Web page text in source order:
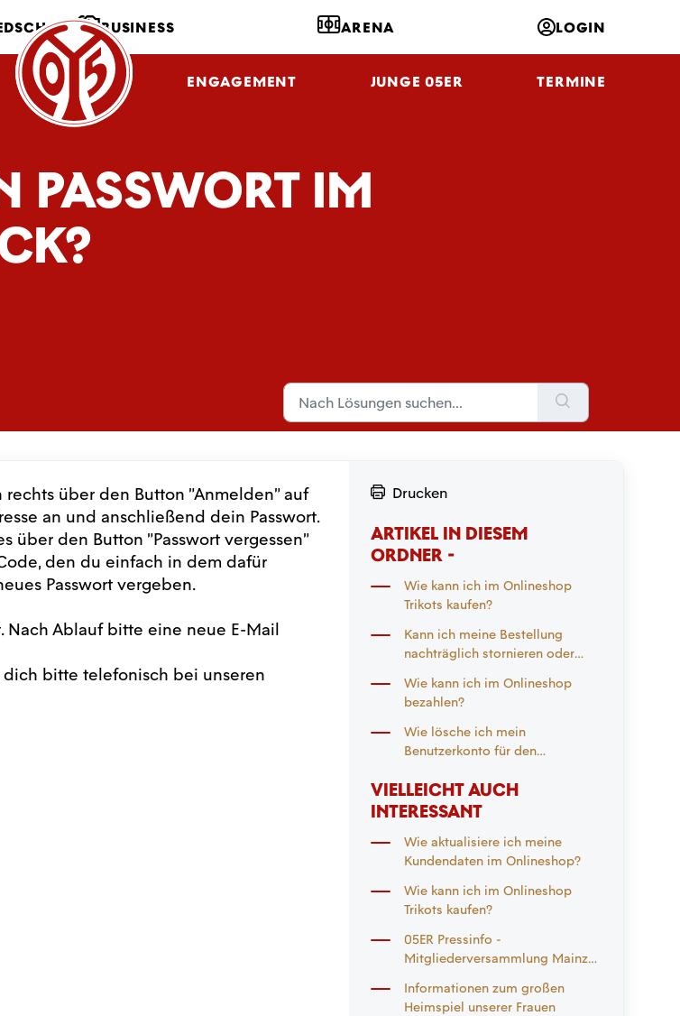
BUSINESS ARENA LOGIN
NLZ FANS ENGAGEMENT JUNGE 05ER TERMINE
PASSWORT IM
über den Button "Anmelden" auf
an und anschließend dein Passwort.
über den Button "Passwort vergessen"
den du einfach in dem dafür
Passwort vergeben.
Nach Ablauf bitte eine neue E-Mail
bitte telefonisch bei unseren
Drucken
ARTIKEL IN DIESEM
ORDNER -
Wie kann ich im Onlineshop
Trikots kaufen?
Kann ich meine Bestellung
nachträglich stornieren oder
Wie kann ich im Onlineshop
bezahlen?
Wie lösche ich mein
Benutzerkonto für den
VIELLEICHT AUCH
INTERESSANT
Wie aktualisiere ich meine
Kundendaten im Onlineshop?
Wie kann ich im Onlineshop
Trikots kaufen?
05ER Pressinfo -
Mitgliederversammlung Mainz
Informationen zum großen
Heimspiel unserer Frauen